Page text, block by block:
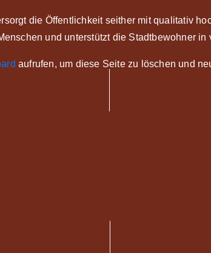
die Öffentlichkeit seither mit qualitativ
und unterstützt die Stadtbewohner in
aufrufen, um diese Seite zu löschen und